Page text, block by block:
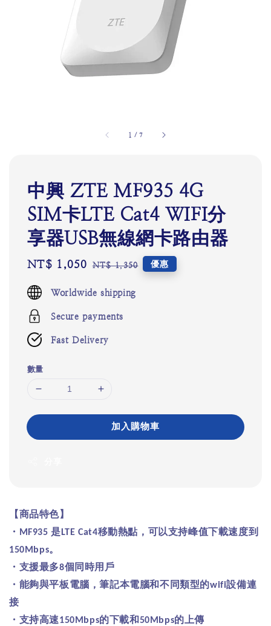
1 /7
中興 ZTE MF935 4G
SIM卡LTE Cat4 WIFI分
享器USB無線網卡路由器
Sale
NT$ 1,050 Regular
NT$ 1,350 優惠
Worldwide shipping
Secure payments
Fast Delivery
數量
加入購物車
【商品特色】
・
MF935是 LTE Cat4移動熱點，可以支持峰值下載速度到
150Mbps。
・支援最多8個同時用戶
・能夠與平板電腦，筆記本電腦和不同類型的wifi設備連
接
・支持高速150Mbps的下載和50Mbps的上傳